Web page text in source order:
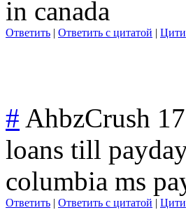
in canada
Ответить | Ответить с цитатой |
# AhbzCrush
loans till
columbia ms
Ответить | Ответить с цитатой |